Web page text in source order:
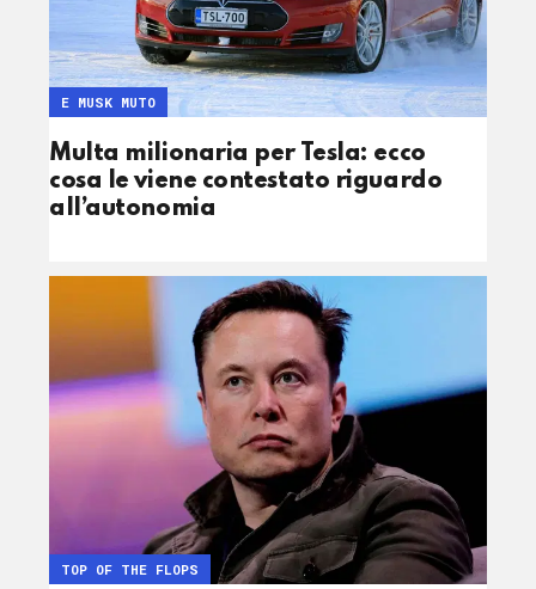
Multa milionaria per Tesla: ecco
cosa le viene contestato riguardo
all’autonomia
E MUSK MUTO
TOP OF THE FLOPS